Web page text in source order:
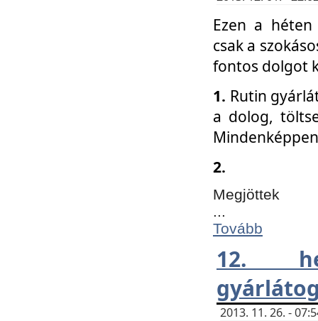
Ezen a
csak a
fontos dolgot
1. Rutin
a dolog,
2.
Megjöttek
...
Tovább
12.
2013. 11. 26. -